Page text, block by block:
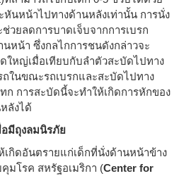
นหน้าไปทางด้านหลังเท่านั้น การนั่ง
วยลดการบาดเจ็บจากการเบรก
หน้า ซึ่งกลไกการชนดังกล่าวจะ
ใหญ่เมื่อเทียบกับลำตัวสะบัดไปทาง
ถในขณะรถเบรกและสะบัดไปทาง
ก การสะบัดนี้จะทำให้เกิดการหักของ
ลังได้
อมีถุงลมนิรภัย
เกิดอันตรายแก่เด็กที่นั่งด้านหน้าข้าง
มโรค สหรัฐอเมริกา (Center for